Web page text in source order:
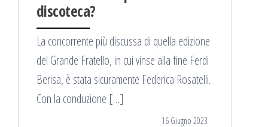
discoteca?
La concorrente più discussa di quella edizione
del Grande Fratello, in cui vinse alla fine Ferdi
Berisa, è stata sicuramente Federica Rosatelli.
Con la conduzione […]
16 Giugno 2023